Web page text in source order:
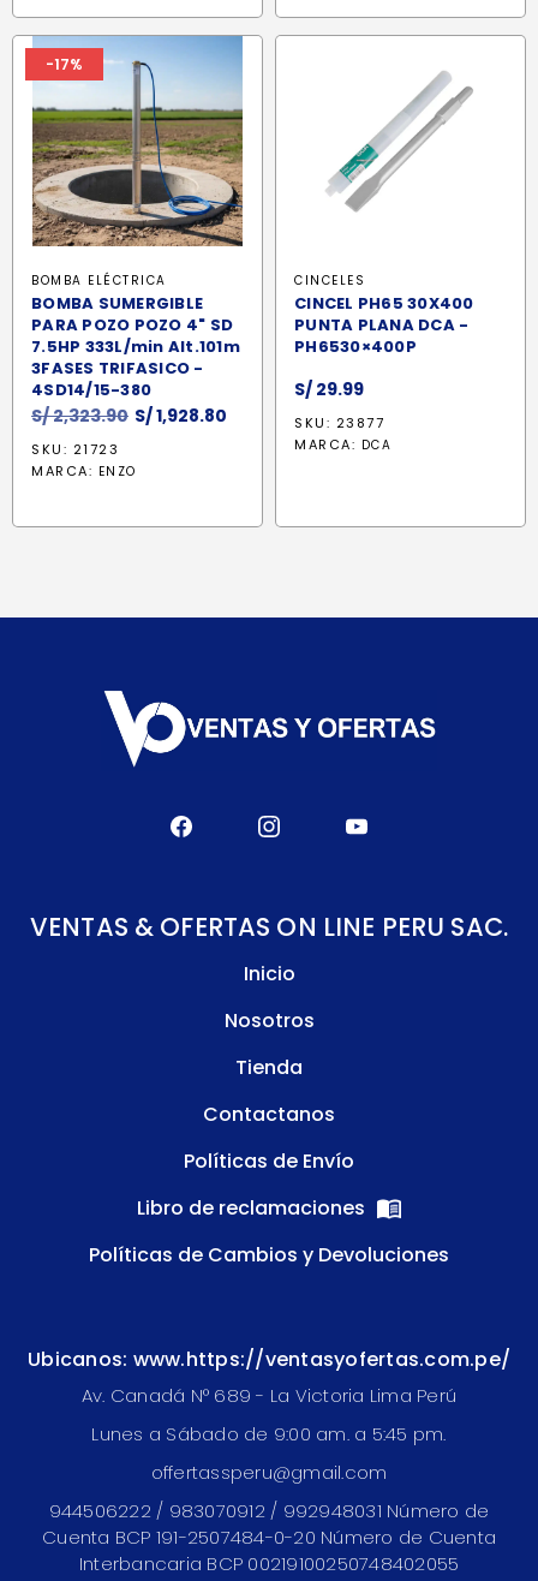
-17%
BOMBA ELÉCTRICA
BOMBA SUMERGIBLE
PARA POZO POZO 4" SD
7.5HP 333L/min Alt.101m
3FASES TRIFASICO -
4SD14/15-380
S/2,323.90 El
S/1,928.80
SKU: 21723
MARCA: ENZO
CINCELES
CINCEL PH65 30X400
PUNTA PLANA DCA -
PH6530×400P
S/ 29.99
SKU: 23877
MARCA: DCA
VENTAS & OFERTAS ON LINE PERU SAC.
Inicio
Nosotros
Tienda
Contactanos
Políticas de Envío
Libro de reclamaciones
Políticas de Cambios y Devoluciones
Ubicanos: www.https://ventasyofertas.com.pe/
Av. Canadá N° 689 - La Victoria Lima Perú
Lunes a Sábado de 9:00 am. a 5:45 pm.
offertassperu@gmail.com
944506222 / 983070912 / 992948031 Número de
Cuenta BCP 191-2507484-0-20 Número de Cuenta
Interbancaria BCP 00219100250748402055